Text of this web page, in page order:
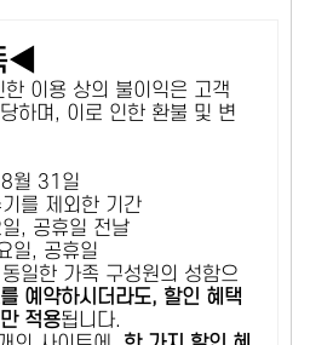
◀
이용 상의 불이익은 고객
하며, 이로 인한 환불 및 변
월 31일
를 제외한 기간
, 공휴일 전날
일, 공휴일
일한 가족 구성원의 성함으
예약하시더라도, 할인 혜택
적용됩니다.